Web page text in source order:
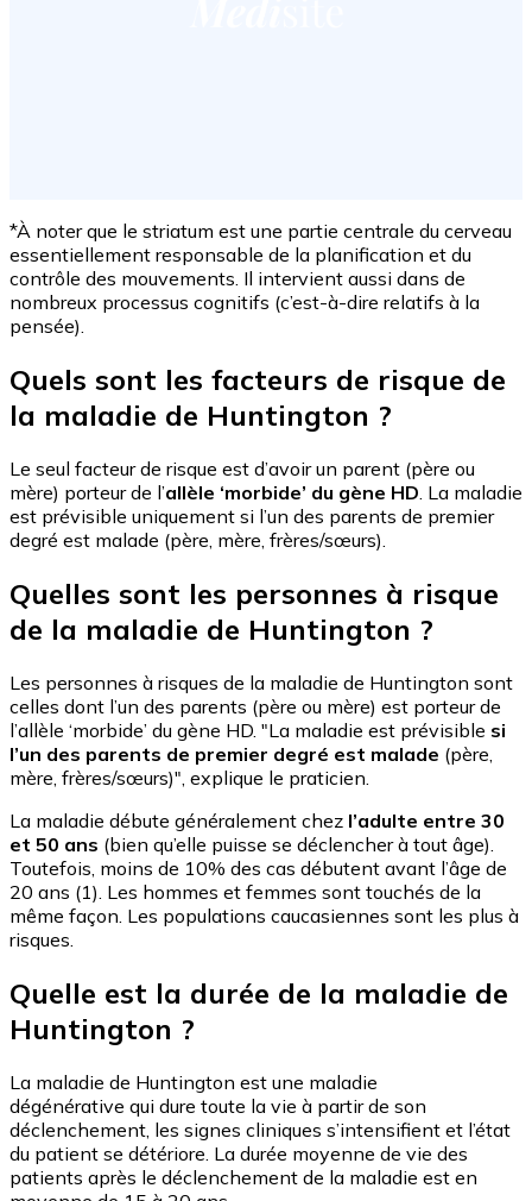
*À noter que le striatum est une partie centrale du cerveau
essentiellement responsable de la planification et du
contrôle des mouvements. Il intervient aussi dans de
nombreux processus cognitifs (c’est-à-dire relatifs à la
pensée).
Quels sont les facteurs de risque de
la maladie de Huntington ?
Le seul facteur de risque est d’avoir un parent (père ou
mère) porteur de l’allèle ‘morbide’ du gène HD. La maladie
est prévisible uniquement si l’un des parents de premier
degré est malade (père, mère, frères/sœurs).
Quelles sont les personnes à risque
de la maladie de Huntington ?
Les personnes à risques de la maladie de Huntington sont
celles dont l’un des parents (père ou mère) est porteur de
l’allèle ‘morbide’ du gène HD. "La maladie est prévisible si
l’un des parents de premier degré est malade (père,
mère, frères/sœurs)", explique le praticien.
La maladie débute généralement chez l’adulte entre 30
et 50 ans (bien qu’elle puisse se déclencher à tout âge).
Toutefois, moins de 10% des cas débutent avant l’âge de
20 ans (1). Les hommes et femmes sont touchés de la
même façon. Les populations caucasiennes sont les plus à
risques.
Quelle est la durée de la maladie de
Huntington ?
La maladie de Huntington est une maladie
dégénérative qui dure toute la vie à partir de son
déclenchement, les signes cliniques s’intensifient et l’état
du patient se détériore. La durée moyenne de vie des
patients après le déclenchement de la maladie est en